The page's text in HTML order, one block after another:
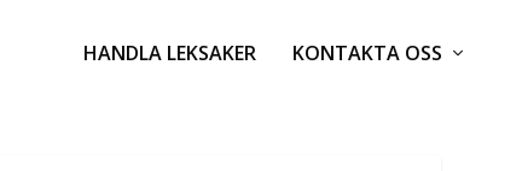
HANDLA LEKSAKER KONTAKTA OSS